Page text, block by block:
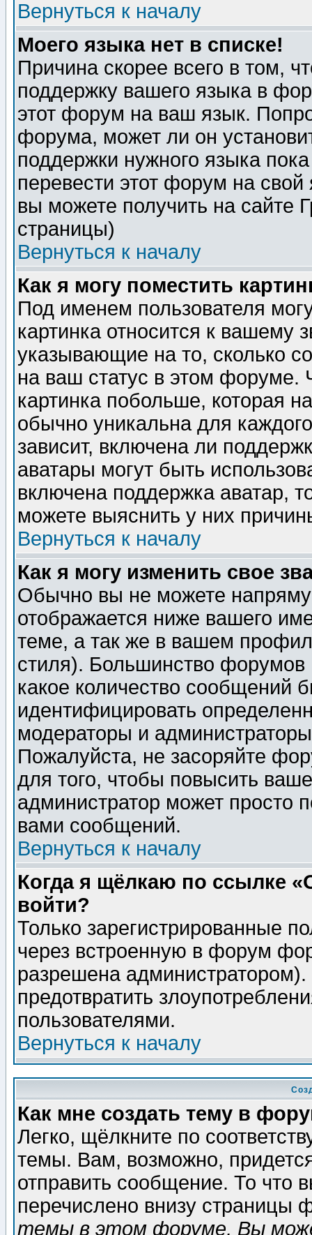
Вернуться к началу
Моего языка нет в списке!
Причина скорее всего в том,
поддержку вашего языка в
этот форум на ваш язык.
форума, может ли он
поддержки нужного языка
перевести этот форум на
вы можете получить на сайте
страницы)
Вернуться к началу
Как я могу поместить
Под именем пользователя
картинка относится к вашему
указывающие на то, сколько
на ваш статус в этом форуме.
картинка побольше, которая
обычно уникальна для
зависит, включена ли
аватары могут быть
включена поддержка аватар,
можете выяснить у них
Вернуться к началу
Как я могу изменить свое
Обычно вы не можете
отображается ниже вашего
теме, а так же в вашем
стиля). Большинство форумов
какое количество сообщений
идентифицировать
модераторы и
Пожалуйста, не засоряйте
для того, чтобы повысить
администратор может просто
вами сообщений.
Вернуться к началу
Когда я щёлкаю по ссылке
войти?
Только зарегистрированные
через встроенную в форум
разрешена
предотвратить
пользователями.
Вернуться к началу
Как мне создать тему в
Легко, щёлкните по
темы. Вам, возможно,
отправить сообщение. То что
перечислено внизу страницы
темы в этом форуме, Вы